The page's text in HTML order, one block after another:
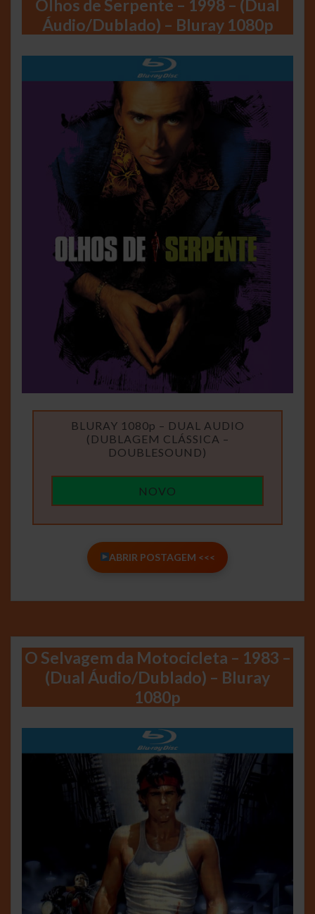
Olhos de Serpente – 1998 – (Dual
Áudio/Dublado) – Bluray 1080p
BLURAY 1080p – DUAL AUDIO
(DUBLAGEM CLÁSSICA –
DOUBLESOUND)
NOVO
ABRIR POSTAGEM <<<
O Selvagem da Motocicleta – 1983 –
(Dual Áudio/Dublado) – Bluray
1080p